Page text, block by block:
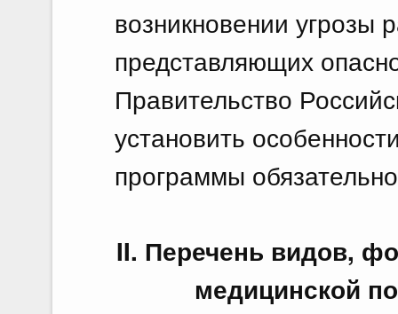
возникновении угрозы
представляющих
Правительство
установить
программы
II. Перечень видов,
медицинской